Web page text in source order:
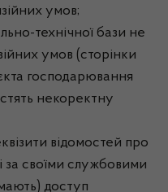
умов;
технічної бази не
умов (сторінки
господарювання
некоректну
відомостей про
за своїми службовими
доступ